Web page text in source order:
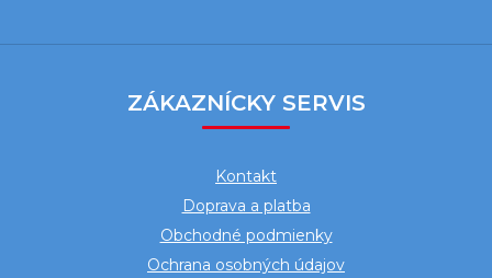
ZÁKAZNÍCKY SERVIS
Kontakt
Doprava a platba
Obchodné podmienky
Ochrana osobných údajov